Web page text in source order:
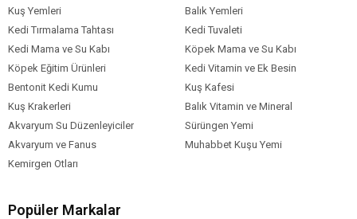
Kuş Yemleri
Balık Yemleri
Kedi Tırmalama Tahtası
Kedi Tuvaleti
Kedi Mama ve Su Kabı
Köpek Mama ve Su Kabı
Köpek Eğitim Ürünleri
Kedi Vitamin ve Ek Besin
Bentonit Kedi Kumu
Kuş Kafesi
Kuş Krakerleri
Balık Vitamin ve Mineral
Akvaryum Su Düzenleyiciler
Sürüngen Yemi
Akvaryum ve Fanus
Muhabbet Kuşu Yemi
Kemirgen Otları
Popüler Markalar